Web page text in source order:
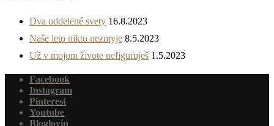
Dva oddelené svety 16.8.2023
Naše leto nikto nezmyje 8.5.2023
Už v mojom živote nefiguruješ 1.5.2023
Facebook
Instagram
Pinterest
Youtube
Bloglovin